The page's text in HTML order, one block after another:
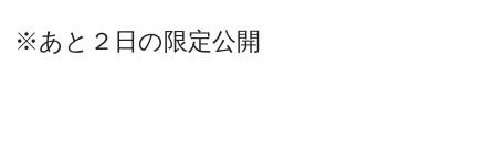
※あと２日の限定公開